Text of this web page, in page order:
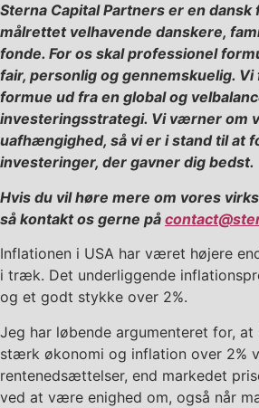
Sterna Capital Partners er en
målrettet velhavende danskere,
fonde. For os skal professionel
fair, personlig og gennemskuelig.
formue ud fra en global og
investeringsstrategi. Vi værner om
uafhængighed, så vi er i stand til at
investeringer, der gavner dig bedst.
Hvis du vil høre mere om vores
så kontakt os gerne på
Inflationen i USA har været højere
i træk. Det underliggende
og et godt stykke over 2%.
Jeg har løbende argumenteret for,
stærk økonomi og inflation over 2%
rentenedsættelser, end markedet
ved at være enighed om, også når